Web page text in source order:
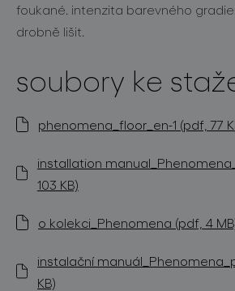
foukané. intenzita barevného
drobně lišit.
soubory ke
phenomena_floor_en-1 (pdf, 77
installation
103 KB)
o kolekci_Phenomena (pdf, 4
instalační
KB)